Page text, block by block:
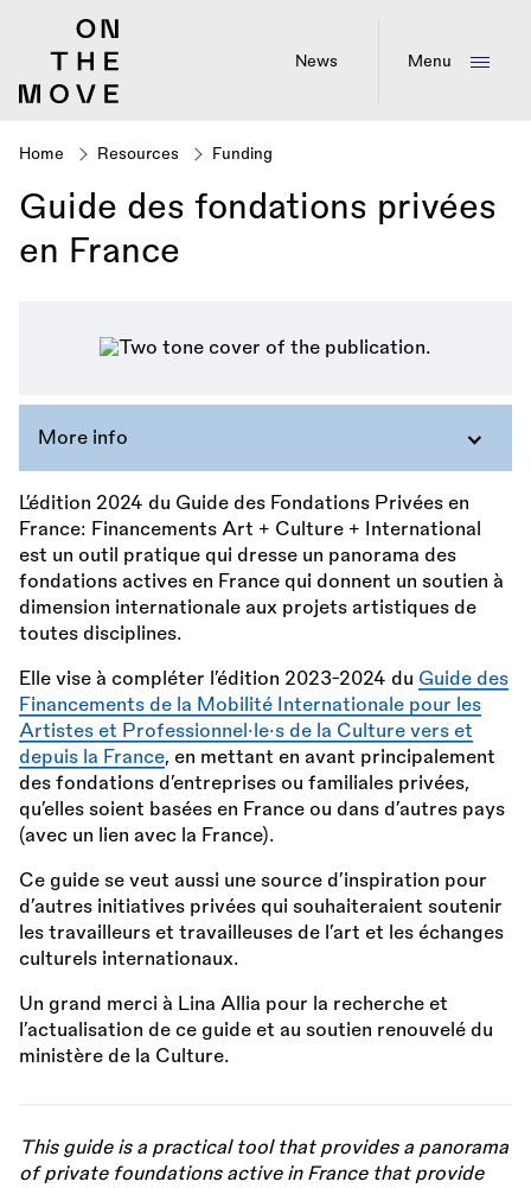
News Menu
Breadcrumb
Home Resources Funding
Guide des fondations privées
en France
More info
L’édition 2024 du Guide des Fondations Privées en
France: Financements Art + Culture + International
est un outil pratique qui dresse un panorama des
fondations actives en France qui donnent un soutien à
dimension internationale aux projets artistiques de
toutes disciplines.
Elle vise à compléter l’édition 2023-2024 du Guide des
Financements de la Mobilité Internationale pour les
Artistes et Professionnel·le·s de la Culture vers et
depuis la France, en mettant en avant principalement
des fondations d’entreprises ou familiales privées,
qu’elles soient basées en France ou dans d’autres pays
(avec un lien avec la France).
Ce guide se veut aussi une source d’inspiration pour
d’autres initiatives privées qui souhaiteraient soutenir
les travailleurs et travailleuses de l’art et les échanges
culturels internationaux.
Un grand merci à Lina Allia pour la recherche et
l’actualisation de ce guide et au soutien renouvelé du
ministère de la Culture.
This guide is a practical tool that provides a panorama
of private foundations active in France that provide